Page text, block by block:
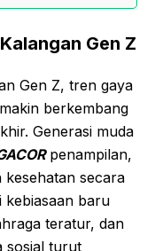
Gen Z
Gen Z, tren gaya
berkembang
Generasi muda
penampilan,
kesehatan secara
kebiasaan baru
teratur, dan
sosial turut